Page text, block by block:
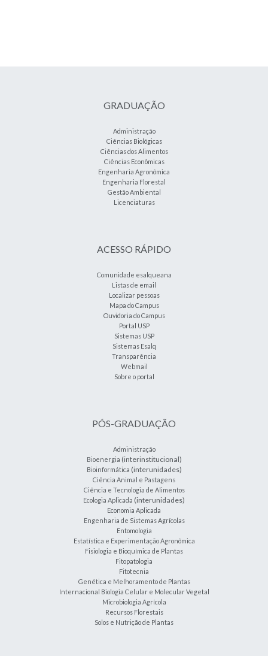
GRADUAÇÃO
Administração
Ciências Biológicas
Ciências dos Alimentos
Ciências Econômicas
Engenharia Agronômica
Engenharia Florestal
Gestão Ambiental
Licenciaturas
ACESSO RÁPIDO
Comunidade esalqueana
Listas de email
Localizar pessoas
Mapa do Campus
Ouvidoria do Campus
Portal USP
Sistemas USP
Sistemas Esalq
Transparência
Webmail
Sobre o portal
PÓS-GRADUAÇÃO
Administração
Bioenergia (interinstitucional)
Bioinformática (interunidades)
Ciência Animal e Pastagens
Ciência e Tecnologia de Alimentos
Ecologia Aplicada (interunidades)
Economia Aplicada
Engenharia de Sistemas Agrícolas
Entomologia
Estatística e Experimentação Agronômica
Fisiologia e Bioquímica de Plantas
Fitopatologia
Fitotecnia
Genética e Melhoramento de Plantas
Internacional Biologia Celular e Molecular Vegetal
Microbiologia Agrícola
Recursos Florestais
Solos e Nutrição de Plantas